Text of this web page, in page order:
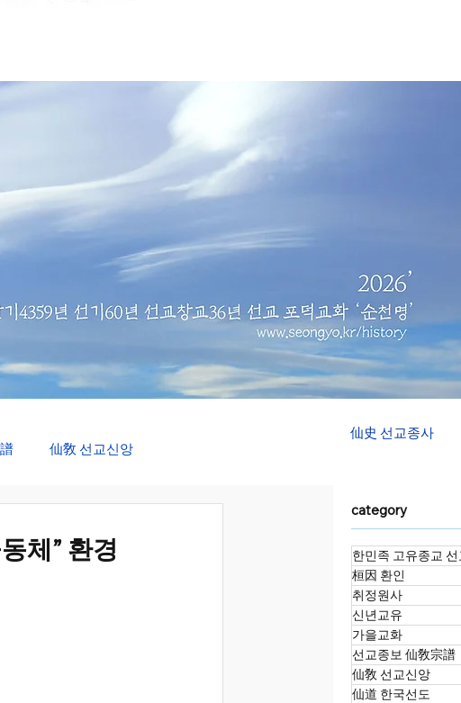
仙敎 선교신앙
체” 환경
仙史 선교종사
category
한민족 고유종교
桓因 환인
취정원사
신년교유
가을교화
선교종보 仙敎宗譜
仙敎 선교신앙
仙道 한국선도